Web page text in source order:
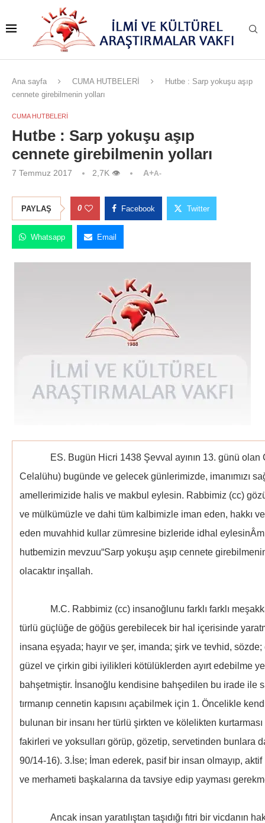
Ana sayfa CUMA HUTBELERİ
Hutbe : Sarp yokuşu aşıp
cennete girebilmenin yolları
CUMA HUTBELERİ
Hutbe : Sarp yokuşu aşıp
cennete girebilmenin yolları
7 Temmuz 2017 2,7K 👁 A+A-
PAYLAŞ 0 Facebook Twitter
Whatsapp Email
ES. Bugün Hicri 1438 Şevval ayının 13. günü olan
Celalühu) bugünde ve gelecek günlerimizde, imanımızı
amellerimizide halis ve makbul eylesin. Rabbimiz (cc)
ve mülkümüzle ve dahi tüm kalbimizle iman eden, hakkı
eden muvahhid kullar zümresine bizleride idhal
hutbemizin mevzuu“Sarp yokuşu aşıp cennete
olacaktır inşallah.
M.C. Rabbimiz (cc) insanoğlunu farklı farklı
türlü güçlüğe de göğüs gerebilecek bir hal içerisinde
insana eşyada; hayır ve şer, imanda; şirk ve tevhid,
güzel ve çirkin gibi iyilikleri kötülüklerden ayırt edebilme
bahşetmiştir. İnsanoğlu kendisine bahşedilen bu irade ile
tırmanıp cennetin kapısını açabilmek için 1. Öncelikle
bulunan bir insanı her türlü şirkten ve kölelikten
fakirleri ve yoksulları görüp, gözetip, servetinden bunlara
90/14-16). 3.İse; İman ederek, pasif bir insan olmayıp,
ve merhameti başkalarına da tavsiye edip yayması
Ancak insan yaratılıştan taşıdığı fıtri bir vicdanın